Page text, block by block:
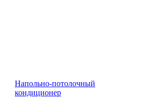
Напольно-потолочный
кондиционер